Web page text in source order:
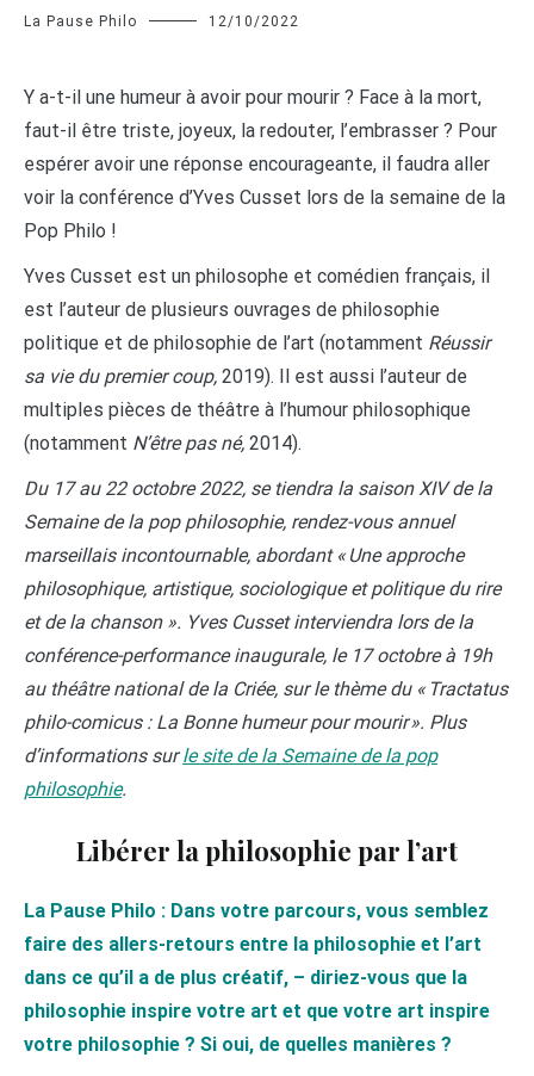
La Pause Philo 12/10/2022
Y a-t-il une humeur à avoir pour mourir ? Face à la mort,
faut-il être triste, joyeux, la redouter, l’embrasser ? Pour
espérer avoir une réponse encourageante, il faudra aller
voir la conférence d’Yves Cusset lors de la semaine de la
Pop Philo !
Yves Cusset est un philosophe et comédien français, il
est l’auteur de plusieurs ouvrages de philosophie
politique et de philosophie de l’art (notamment Réussir
sa vie du premier coup, 2019). Il est aussi l’auteur de
multiples pièces de théâtre à l’humour philosophique
(notamment N’être pas né, 2014).
Du 17 au 22 octobre 2022, se tiendra la saison XIV de la
Semaine de la pop philosophie, rendez-vous annuel
marseillais incontournable, abordant ​​« Une approche
philosophique, artistique, sociologique et politique du rire
et de la chanson ». Yves Cusset interviendra lors de la
conférence-performance inaugurale, le 17 octobre à 19h
au théâtre national de la Criée, sur le thème du ​​« Tractatus
philo-comicus : La Bonne humeur pour mourir ». Plus
d’informations surle site de la Semaine de la pop
philosophie.
Libérer la philosophie par l’art
La Pause Philo : Dans votre parcours, vous semblez
faire des allers-retours entre la philosophie et l’art
dans ce qu’il a de plus créatif, – diriez-vous que la
philosophie inspire votre art et que votre art inspire
votre philosophie ? Si oui, de quelles manières ?